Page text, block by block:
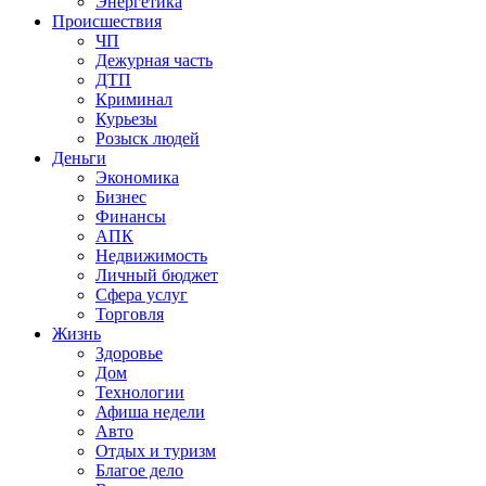
Происшествия
ЧП
Дежурная часть
ДТП
Криминал
Курьезы
Розыск людей
Деньги
Экономика
Бизнес
Финансы
АПК
Недвижимость
Личный бюджет
Сфера услуг
Торговля
Жизнь
Здоровье
Дом
Технологии
Афиша недели
Авто
Отдых и туризм
Благое дело